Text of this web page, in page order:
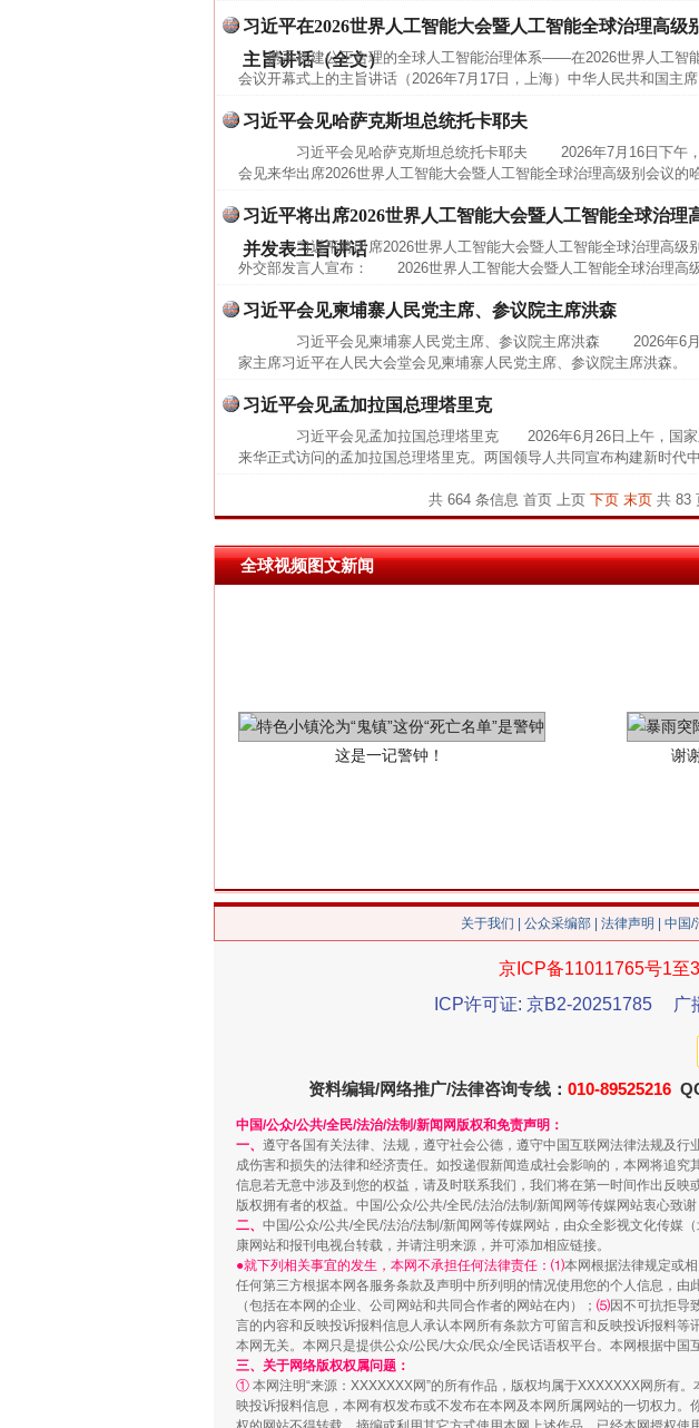
习近平在2026世界人工智能大会暨人工智能全球治理高级
主旨讲话（全文）
携手构建公正合理的全球人工智能治理体系——在2026世界人工智
会议开幕式上的主旨讲话（2026年7月17日，上海）中华人民共和国主
习近平会见哈萨克斯坦总统托卡耶夫
习近平会见哈萨克斯坦总统托卡耶夫 2026年7月16日下午，
会见来华出席2026世界人工智能大会暨人工智能全球治理高级别会议的
习近平将出席2026世界人工智能大会暨人工智能全球治理
并发表主旨讲话
习近平将出席2026世界人工智能大会暨人工智能全球治理高
外交部发言人宣布： 2026世界人工智能大会暨人工智能全球治理高
习近平会见柬埔寨人民党主席、参议院主席洪森
习近平会见柬埔寨人民党主席、参议院主席洪森 2026年6月
家主席习近平在人民大会堂会见柬埔寨人民党主席、参议院主席洪森
习近平会见孟加拉国总理塔里克
习近平会见孟加拉国总理塔里克 2026年6月26日上午，国家
来华正式访问的孟加拉国总理塔里克。两国领导人共同宣布构建新时代
共 664 条信息 首页 上页 下页 末页共 83
全球视频图文新闻
网上购药对药下症？
在谋一域中谋全局
今
习近平的博鳌关键词
魏明亮
关于我们 公众采编部 法律声明 | 中国
京ICP备11011765号1至
ICP许可证: 京B2-20251785
广
资料编辑/网络推广/法律咨询专线： 010-89525216
中国/公众/公共/全民/法治/法制/新闻网版权和免责声明：
一、 遵守各国有关法律、法规，遵守社会公德，遵守中国互联网法律法规及
成伤害和损失的法律和经济责任。如投递假新闻造成社会影响的，本网将追
信息若无意中涉及到您的权益，请及时联系我们，我们将在第一时间作出反
版权拥有者的权益。中国/公众/公共/全民/法治/法制/新闻网等传媒网站衷心致谢
二、 中国/公众/公共/全民/法治/法制/新闻网等传媒网站，由众全影视文化传媒
康网站和报刊电视台转载，并请注明来源，并可添加相应链接。
●就下列相关事宜的发生，本网不承担任何法律责任：⑴本网根据法律规定或
任何第三方根据本网各服务条款及声明中所列明的情况使用您的个人信息，由
（包括在本网的企业、公司网站和共同合作者的网站在内）； ⑸因不可抗拒导
言的内容和反映投诉报料信息人承认本网所有条款方可留言和反映投诉报料
本网无关。本网只是提供公众/公民/大众/民众/全民话语权平台。本网根据中
三、关于网络版权权属问题：
① 本网注明“来源：XXXXXXX网”的所有作品，版权均属于XXXXXXX网所有
映投诉报料信息，本网有权发布或不发布在本网及本网所属网站的一切权力